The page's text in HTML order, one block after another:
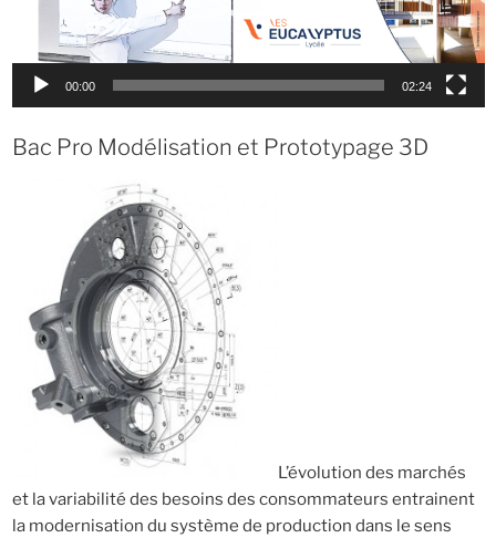
00:00 02:24
Bac Pro Modélisation et Prototypage 3D
L’évolution des marchés
et la variabilité des besoins des consommateurs entrainent
la modernisation du système de production dans le sens